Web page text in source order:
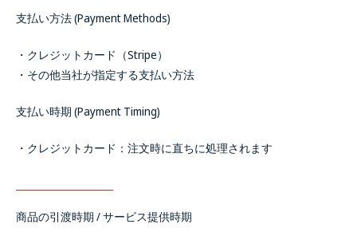
支払い方法 (Payment Methods)
・クレジットカード（Stripe）
・その他当社が指定する支払い方法
支払い時期 (Payment Timing)
・クレジットカード：注文時に直ちに処理されます
商品の引渡時期 / サービス提供時期